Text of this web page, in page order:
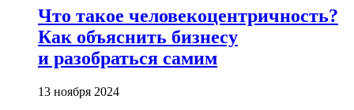
Что такое человеко­центричность?
Как объяснить бизнесу
и разобраться самим
13 ноября 2024